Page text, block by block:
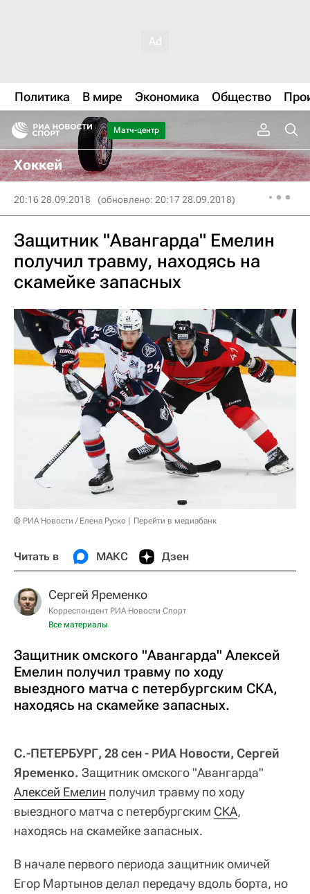
Политика В мире Экономика Общество
Матч-центр
Хоккей
20:16 28.09.2018 (обновлено: 20:17 28.09.2018)
Защитник "Авангарда" Емелин
получил травму, находясь на
скамейке запасных
© РИА Новости / Елена Руско Перейти в медиабанк
Читать в МАКС Дзен
Сергей Яременко
Корреспондент РИА Новости Спорт
Все материалы
Защитник омского "Авангарда" Алексей
Емелин получил травму по ходу
выездного матча с петербургским СКА,
находясь на скамейке запасных.
С.-ПЕТЕРБУРГ, 28 сен - РИА Новости, Сергей
Яременко. Защитник омского "Авангарда"
Алексей Емелин получил травму по ходу
выездного матча с петербургским СКА,
находясь на скамейке запасных.
В начале первого периода защитник омичей
Егор Мартынов делал передачу вдоль борта, но